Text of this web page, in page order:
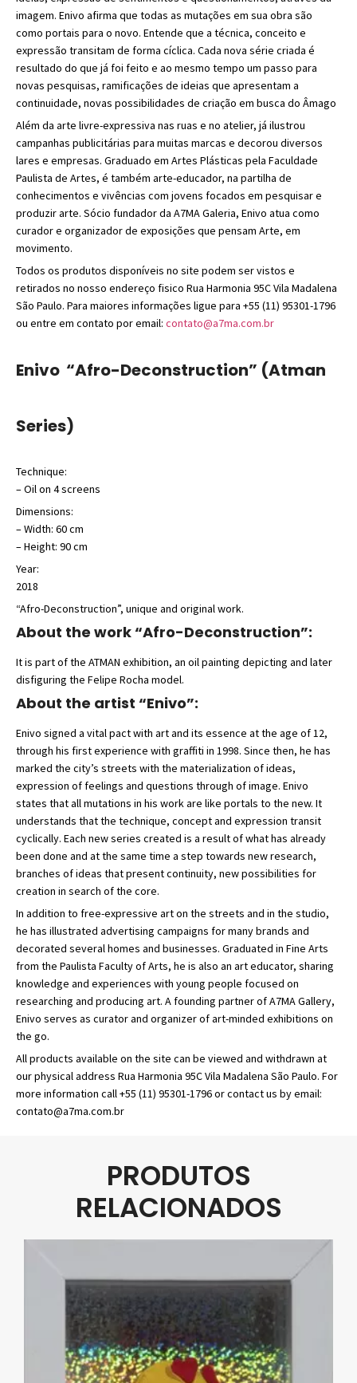
imagem. Enivo afirma que todas as mutações em sua obra são
como portais para o novo. Entende que a técnica, conceito e
expressão transitam de forma cíclica. Cada nova série criada é
resultado do que já foi feito e ao mesmo tempo um passo para
novas pesquisas, ramificações de ideias que apresentam a
continuidade, novas possibilidades de criação em busca do Âmago
Além da arte livre-expressiva nas ruas e no atelier, já ilustrou
campanhas publicitárias para muitas marcas e decorou diversos
lares e empresas. Graduado em Artes Plásticas pela Faculdade
Paulista de Artes, é também arte-educador, na partilha de
conhecimentos e vivências com jovens focados em pesquisar e
produzir arte. Sócio fundador da A7MA Galeria, Enivo atua como
curador e organizador de exposições que pensam Arte, em
movimento.
Todos os produtos disponíveis no site podem ser vistos e
retirados no nosso endereço fisico Rua Harmonia 95C Vila Madalena
São Paulo. Para maiores informações ligue para +55 (11) 95301-1796
ou entre em contato por email: contato@a7ma.com.br
Enivo “Afro-Deconstruction” (Atman
Series)
Technique:
– Oil on 4 screens
Dimensions:
– Width: 60 cm
– Height: 90 cm
Year:
2018
“Afro-Deconstruction”, unique and original work.
About the work “Afro-Deconstruction”:
It is part of the ATMAN exhibition, an oil painting depicting and later
disfiguring the Felipe Rocha model.
About the artist “Enivo”:
Enivo signed a vital pact with art and its essence at the age of 12,
through his first experience with graffiti in 1998. Since then, he has
marked the city’s streets with the materialization of ideas,
expression of feelings and questions through of image. Enivo
states that all mutations in his work are like portals to the new. It
understands that the technique, concept and expression transit
cyclically. Each new series created is a result of what has already
been done and at the same time a step towards new research,
branches of ideas that present continuity, new possibilities for
creation in search of the core.
In addition to free-expressive art on the streets and in the studio,
he has illustrated advertising campaigns for many brands and
decorated several homes and businesses. Graduated in Fine Arts
from the Paulista Faculty of Arts, he is also an art educator, sharing
knowledge and experiences with young people focused on
researching and producing art. A founding partner of A7MA Gallery,
Enivo serves as curator and organizer of art-minded exhibitions on
the go.
All products available on the site can be viewed and withdrawn at
our physical address Rua Harmonia 95C Vila Madalena São Paulo. For
more information call +55 (11) 95301-1796 or contact us by email:
contato@a7ma.com.br
PRODUTOS
RELACIONADOS